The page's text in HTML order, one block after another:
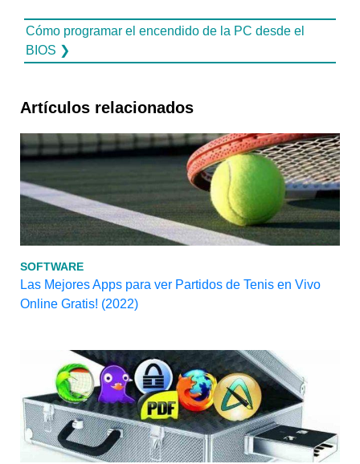
Cómo programar el encendido de la PC desde el
BIOS ❯
Artículos relacionados
SOFTWARE
Las Mejores Apps para ver Partidos de Tenis en Vivo
Online Gratis! (2022)